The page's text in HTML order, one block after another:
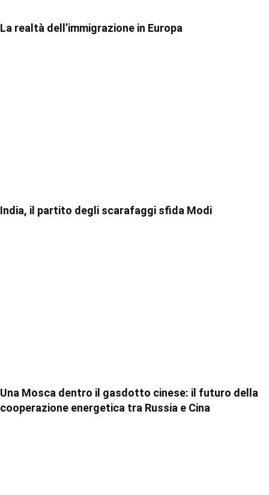
La realtà dell’immigrazione in Europa
India, il partito degli scarafaggi sfida Modi
Una Mosca dentro il gasdotto cinese: il futuro della
cooperazione energetica tra Russia e Cina